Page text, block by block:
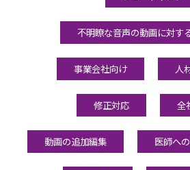
不明瞭な音声の動画に対す
事業会社向け 人
修正対応 全
動画の追加編集 医師へ